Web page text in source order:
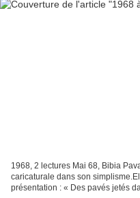
1968, 2 lectures Mai 68, Bibia
caricaturale dans son
présentation : « Des pavés jetés